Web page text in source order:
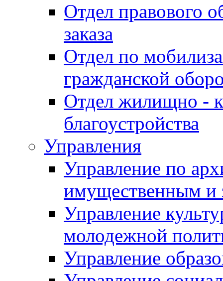
Отдел правового
заказа
Отдел по
гражданской
Отдел жилищно -
благоустройства
Управления
Управление по
имущественным и
Управление
молодежной
Управление